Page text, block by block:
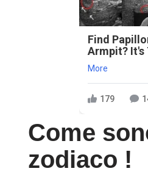
Find
Armpit? It's
More
179
Come
zodiaco !